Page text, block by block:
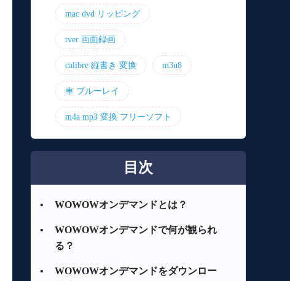
mac dvd リッピング
tver 画面録画
calibre 縦書き 変換 m3u8
車 ブルーレイ
m4a mp3 変換 フリーソフト
目次
• WOWOWオンデマンドとは？
•
WOWOWオンデマンドで何が観られ
る？
•
WOWOWオンデマンドをダウンロー